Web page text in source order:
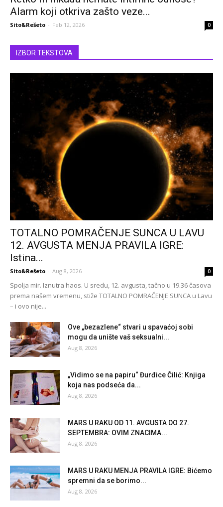
Alarm koji otkriva zašto veze...
Sito&Rešeto - Feb 12, 2026 0
IZBOR TEKSTOVA
TOTALNO POMRAČENJE SUNCA U LAVU
12. AVGUSTA MENJA PRAVILA IGRE:
Istina...
Sito&Rešeto - Aug 8, 2026 0
Spolja mir. Iznutra haos. U sredu, 12. avgusta, tačno u 19.36 časova
prema našem vremenu, stiže TOTALNO POMRAČENJE SUNCA u Lavu
– i ovo nije...
Ove „bezazlene“ stvari u spavaćoj sobi
mogu da unište vaš seksualni...
Aug 8, 2026
„Vidimo se na papiru“ Đurđice Čilić: Knjiga
koja nas podseća da...
Aug 8, 2026
MARS U RAKU OD 11. AVGUSTA DO 27.
SEPTEMBRA: OVIM ZNACIMA...
Aug 8, 2026
MARS U RAKU MENJA PRAVILA IGRE: Bićemo
spremni da se borimo...
Aug 8, 2026